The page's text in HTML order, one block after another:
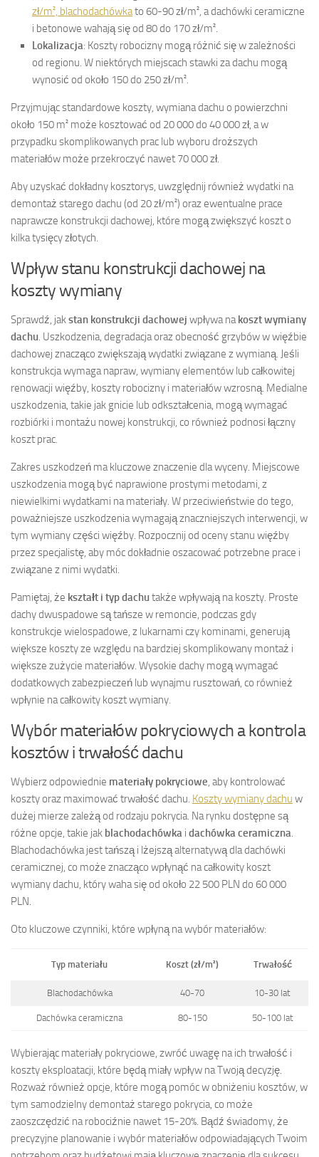
zł/m², blachodachówkato 60-90 zł/m², a dachówki ceramiczne
i betonowe wahają się od 80 do 170 zł/m².
Lokalizacja: Koszty robocizny mogą różnić się w zależności
od regionu. W niektórych miejscach stawki za dachu mogą
wynosić od około 150 do 250 zł/m².
Przyjmując standardowe koszty, wymiana dachu o powierzchni
około 150 m² może kosztować od 20 000 do 40 000 zł, a w
przypadku skomplikowanych prac lub wyboru droższych
materiałów może przekroczyć nawet 70 000 zł.
Aby uzyskać dokładny kosztorys, uwzględnij również wydatki na
demontaż starego dachu (od 20 zł/m²) oraz ewentualne prace
naprawcze konstrukcji dachowej, które mogą zwiększyć koszt o
kilka tysięcy złotych.
Wpływ stanu konstrukcji dachowej na
koszty wymiany
Sprawdź, jakstan konstrukcji dachowej wpływa na koszt wymiany
dachu . Uszkodzenia, degradacja oraz obecność grzybów w więźbie
dachowej znacząco zwiększają wydatki związane z wymianą. Jeśli
konstrukcja wymaga napraw, wymiany elementów lub całkowitej
renowacji więźby, koszty robocizny i materiałów wzrosną. Medialne
uszkodzenia, takie jak gnicie lub odkształcenia, mogą wymagać
rozbiórki i montażu nowej konstrukcji, co również podnosi łączny
koszt prac.
Zakres uszkodzeń ma kluczowe znaczenie dla wyceny. Miejscowe
uszkodzenia mogą być naprawione prostymi metodami, z
niewielkimi wydatkami na materiały. W przeciwieństwie do tego,
poważniejsze uszkodzenia wymagają znaczniejszych interwencji, w
tym wymiany części więźby. Rozpocznij od oceny stanu więźby
przez specjalistę, aby móc dokładnie oszacować potrzebne prace i
związane z nimi wydatki.
Pamiętaj, że kształt i typ dachutakże wpływają na koszty. Proste
dachy dwuspadowe są tańsze w remoncie, podczas gdy
konstrukcje wielospadowe, z lukarnami czy kominami, generują
większe koszty ze względu na bardziej skomplikowany montaż i
większe zużycie materiałów. Wysokie dachy mogą wymagać
dodatkowych zabezpieczeń lub wynajmu rusztowań, co również
wpłynie na całkowity koszt wymiany.
Wybór materiałów pokryciowych a kontrola
kosztów i trwałość dachu
Wybierz odpowiednie materiały pokryciowe , aby kontrolować
koszty oraz maximować trwałość dachu. Koszty wymiany dachu w
dużej mierze zależą od rodzaju pokrycia. Na rynku dostępne są
różne opcje, takie jak blachodachówka i dachówka ceramiczna
Blachodachówka jest tańszą i lżejszą alternatywą dla dachówki
ceramicznej, co może znacząco wpłynąć na całkowity koszt
wymiany dachu, który waha się od około 22 500 PLN do 60 000
PLN.
Oto kluczowe czynniki, które wpłyną na wybór materiałów:
Typ materiału Koszt (zł/m²) Trwałość
Blachodachówka 40-70 10-30 lat
Dachówka ceramiczna 80-150 50-100 lat
Wybierając materiały pokryciowe, zwróć uwagę na ich trwałość i
koszty eksploatacji, które będą miały wpływ na Twoją decyzję.
Rozważ również opcje, które mogą pomóc w obniżeniu kosztów, w
tym samodzielny demontaż starego pokrycia, co może
zaoszczędzić na robociźnie nawet 15-20%. Bądź świadomy, że
precyzyjne planowanie i wybór materiałów odpowiadających Twoim